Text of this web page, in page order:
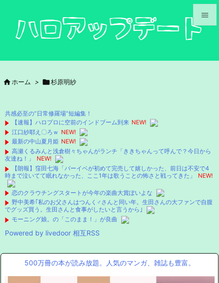



 ホーム > 杉原明紗
共感必至の“日常修羅場”短編集！
【速報】ハロプロに空前のインドブーム到来 NEW!
江口紗耶え〇ろｗ NEW!
最新の中山夏月姫 NEW!
高瀬くるみんと浅倉樹々ちゃんがランチ「ききちゃんって呼んで？今日から
友達ね！」
NEW!
【朗報】窪田七海「バーイベが初めて完売して嬉しかった、前日は不安で4
時まで泣いてて眠れなかった、ここ1年は歌うことの怖さと戦ってきた」
NEW!
恋のクラウチングスタートが今年の楽曲大賞ぽいよな
野中美希｢私のお父さんはつんく♂さんと同い年。生田さんの大ファンで自腹
でグッズ買う。生田さんと食事がしたいと言うから｣
モーニング娘。の「このまま！」が良曲
Powered by livedoor 相互RSS
500万冊の本が読み放題。人気のマンガ、雑誌も豊富。